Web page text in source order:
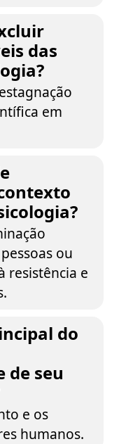
das
em
ou
resistência e
do
de seu
e os
humanos.